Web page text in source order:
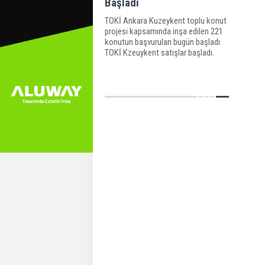
Başladı
TOKİ Ankara Kuzeykent toplu konut
projesi kapsamında inşa edilen 221
konutun başvuruları bugün başladı.
TOKİ Kzeuykent satışlar başladı.